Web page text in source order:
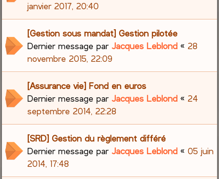
janvier 2017, 20:40
[Gestion sous mandat] Gestion pilotée
Dernier message parJacques Leblond «28
novembre 2015, 22:09
[Assurance vie] Fond en euros
Dernier message parJacques Leblond «24
septembre 2014, 22:28
[SRD] Gestion du règlement différé
Dernier message parJacques Leblond «05 juin
2014, 17:48